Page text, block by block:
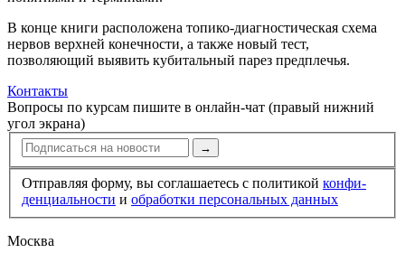
В конце книги расположена топико-диагностическая схема
нервов верхне­й конечности, а также новый тест,
позволяющий выявить кубитальный парез предплечья.
Контакты
Вопросы по курсам пишите в онлайн-чат (правый нижний
угол экрана)
→
Отправляя форму, вы соглашаетесь с политикой конфи­
ден­циальности и обработки персональных данных
Москва